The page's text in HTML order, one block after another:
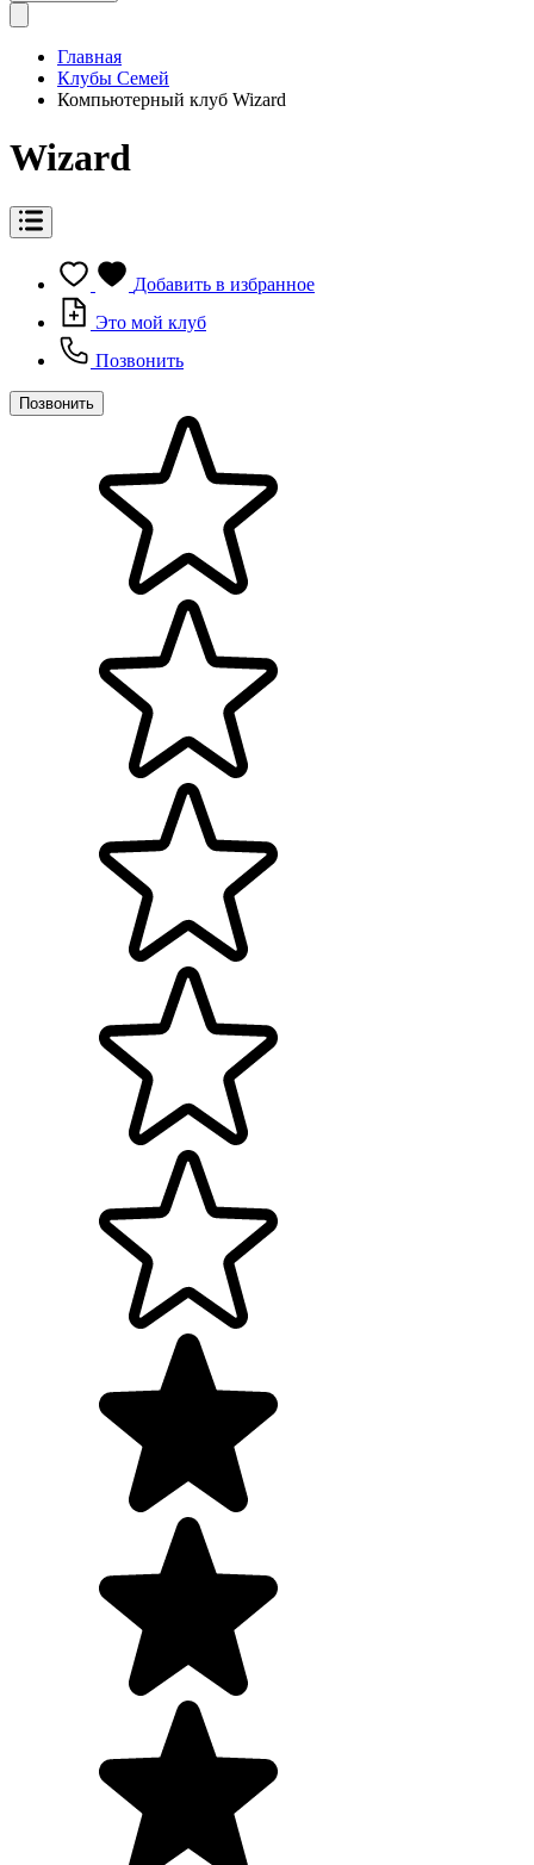
Главная
Клубы Семей
Компьютерный клуб Wizаrd
Wizаrd
Добавить в избранное
Это мой клуб
Позвонить
Позвонить